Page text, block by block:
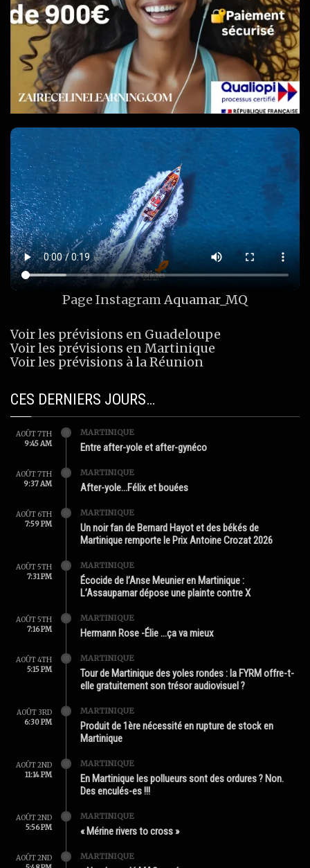
Page InstagramAquamar_MQ
Voir les prévisions en Guadeloupe
Voir les prévisions en Martinique
Voir les prévisions à la Réunion
CES DERNIERS JOURS…
AOÛT 7TH
9:45 AM
MARTINIQUE
Entre after-yole et after-gynéco
AOÛT 7TH
9:37 AM
MARTINIQUE
After-yole…Félix et bouées
AOÛT 6TH
7:59 PM
MARTINIQUE
Un noir fan de Bernard Hayot et des békés de
Martinique remporte le Prix Antoine Crozat 2026
AOÛT 5TH
7:31 PM
MARTINIQUE
Écocide de l’Anse Meunier en Martinique :
L’Assaupamar dépose une plainte contre X
AOÛT 5TH
7:16 PM
MARTINIQUE
Hermann Rose -Élie …ça va mieux
AOÛT 4TH
5:15 PM
MARTINIQUE
Tour de Martinique des yoles rondes : la FYRM offre-t-
elle gratuitement son trésor audiovisuel ?
AOÛT 3RD
6:30 PM
MARTINIQUE
Produit de 1ère nécessité en rupture de stock en
Martinique
AOÛT 2ND
11:14 PM
MARTINIQUE
En Martinique les pollueurs sont des ordures ? Non.
Des enculés-es !!!
AOÛT 2ND
5:56 PM
MARTINIQUE
« Mérine rivers to cross »
AOÛT 2ND
MARTINIQUE